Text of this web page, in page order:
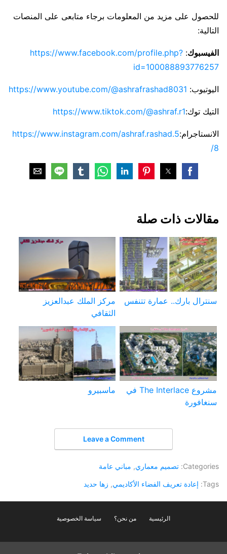
للحصول على مزيد من المعلومات برجاء متابعى على المنصات
التالية:
الفيسبوك:
https://www.facebook.com/profile.php?
id=100088893776257
اليوتيوب: https://www.youtube.com/@ashrafrashad8031
التيك توك:https://www.tiktok.com/@ashraf.r1
الانستاجرام:https://www.instagram.com/ashraf.rashad.5
8/
مقالات ذات صلة
سنترال بارك.. عمارة تتنفس
مركز الملك عبدالعزيز
الثقافي
مشروع The Interlace في
سنغافورة
ماسبيرو
Leave a Comment
Categories: تصميم معماري, مباني عامة
Tags: إعادة تعريف الفضاء الأكاديمي, زها حديد
الرئيسية من نحن؟ سياسة الخصوصية